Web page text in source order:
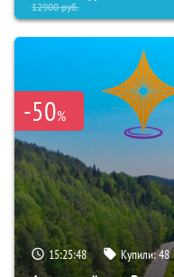
12900руб.
-50%
15:25:47 Купили:48